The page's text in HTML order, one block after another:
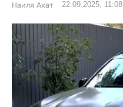
Наиля Ахат 22.09.2025, 11:08